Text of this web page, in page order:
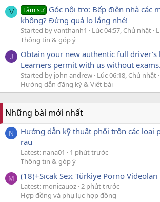
V Tâm sự Góc nội trợ: Bếp điện nhà các
không? Đừng quá lo lắng nhé!
Started by vanthanh1 Lúc 04:57, Chủ nhật
Thông tin & góp ý
J
Obtain your new authentic full driver's
Learners permit with us without
Started by john andrew Lúc 06:18, Chủ nhật
Hướng dẫn đăng ký & Viết bài
Những bài mới nhất
N
Hướng dẫn kỹ thuật phối trộn các loại
rau
Latest: nana01
1 phút trước
Thông tin & góp ý
M (18)+Sıcak Se𝚡 Türkiye Porno Videoları
Latest: monicauoz 2 phút trước
Hợp đồng và phụ lục hợp đồng